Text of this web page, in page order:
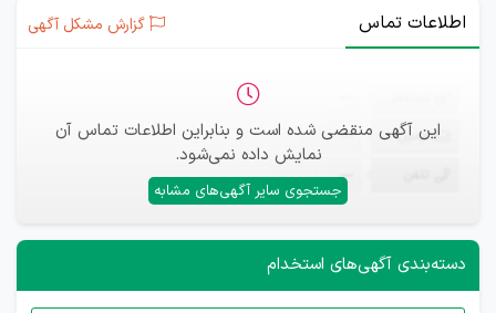
اطلاعات تماس گزارش مشکل آگهی
این آگهی منقضی شده است و بنابراین اطلاعات تماس آن
نمایش داده نمی‌شود.
جستجوی سایر آگهی‌های مشابه
ایمیل —
—
دسته‌بندی آگهی‌های استخدام